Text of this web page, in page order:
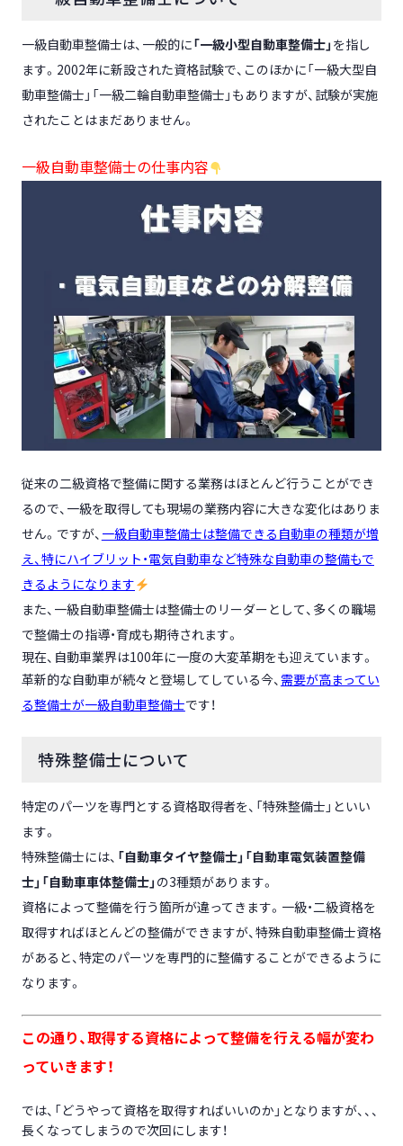
一級自動車整備士は、一般的に「一級小型自動車整備士」 を指し
ます。2002年に新設された資格試験で、このほかに「一級大型自
動車整備士」「一級二輪自動車整備士」もありますが、試験が実施
されたことはまだありません。
一級自動車整備士の仕事内容
従来の二級資格で整備に関する業務はほとんど行うことができ
るので、一級を取得しても現場の業務内容に大きな変化はありま
せん。ですが、 一級自動車整備士は整備できる自動車の種類が増
え、特にハイブリット・電気自動車など特殊な自動車の整備もで
きるようになります
また、一級自動車整備士は整備士のリーダーとして、多くの職場
で整備士の指導・育成も期待されます。
現在、自動車業界は100年に一度の大変革期をも迎えています。
革新的な自動車が続々と登場してしている今、 需要が高まってい
る整備士が一級自動車整備士です！
特殊整備士について
特定のパーツを専門とする資格取得者を、「特殊整備士」といい
ます。
特殊整備士には、 「自動車タイヤ整備士」「自動車電気装置整備
士」「自動車車体整備士」 の3種類があります。
資格によって整備を行う箇所が違ってきます。一級・二級資格を
取得すればほとんどの整備ができますが、特殊自動車整備士資格
があると、特定のパーツを専門的に整備することができるように
なります。
この通り、取得する資格によって整備を行える幅が変わ
っていきます！
では、「どうやって資格を取得すればいいのか」となりますが、、、
長くなってしまうので次回にします！